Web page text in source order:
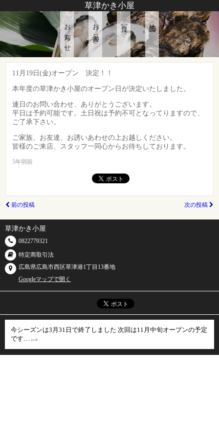
草津かき小屋
お知らせ お品書き 写真 地図
11月19日(金)オープン 決定！！
本年度の草津かき小屋のオープン日が決定いたしました。
連日のお問い合わせ、ありがとうございます。
平日は予約可能です。土日祝は予約不可となってりますので、
ご了承下さい。
ご家族、お友達、お誘いあわせの上お越しください。
皆様のご来店、スタッフ一同心からお待ちしております。
5年弱前
前の投稿 次の投稿
草津かき小屋
0822779321
特定商取引法
広島県広島市西区草津港1丁目13番地
Googleマップで開く
今シーズンは3月31日で終了しました 次回は11月中旬オープンの予定
です…
4ヶ月